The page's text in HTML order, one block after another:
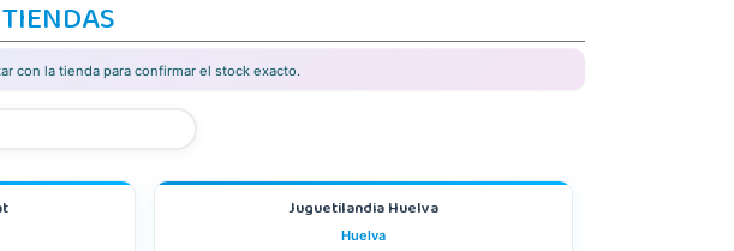
con la tienda para confirmar el stock exacto.
Juguetilandia Huelva
Huelva